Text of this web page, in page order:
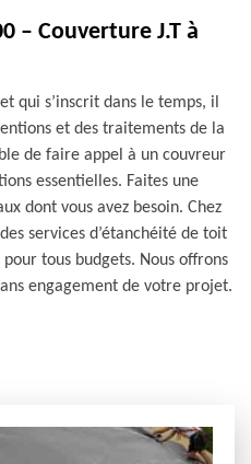
– Couverture J.T à
qui s’inscrit dans le temps, il
et des traitements de la
de faire appel à un couvreur
essentielles. Faites une
dont vous avez besoin. Chez
services d’étanchéité de toit
tous budgets. Nous offrons
engagement de votre projet.